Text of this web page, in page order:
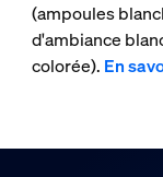
(ampoules
d'ambiance
colorée). En